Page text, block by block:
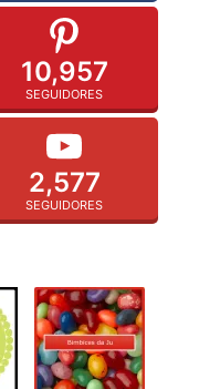
10,957
SEGUIDORES
2,577
SEGUIDORES